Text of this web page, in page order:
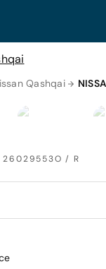
Qashqai
26029553O / R